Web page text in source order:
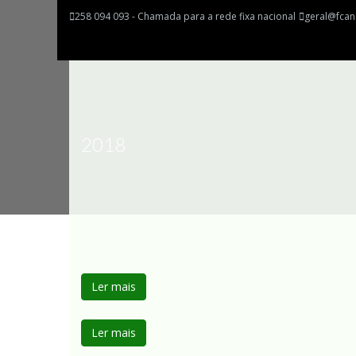
258 094 093 - Chamada para a rede fixa nacional
Ler mais
Ler mais